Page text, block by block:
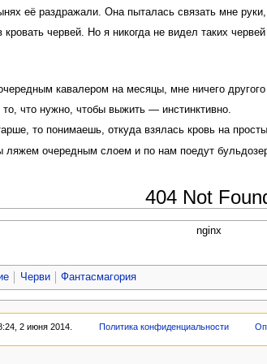
её раздражали. Она пыталась связать мне руки,
кровать червей. Но я никогда не видел таких
кавалером на месяцы, мне ничего другого
что нужно, чтобы выжить — инстинктивно.
то понимаешь, откуда взялась кровь на
очередным слоем и по нам поедут
404 Not
nginx
Черви Фантасмагория
2 июня 2014. Политика конфиденциальности